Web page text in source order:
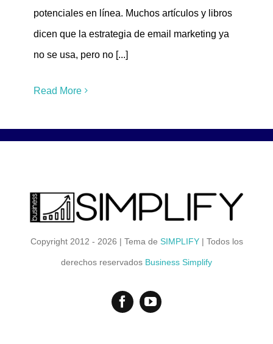
potenciales en línea. Muchos artículos y libros
dicen que la estrategia de email marketing ya
no se usa, pero no [...]
Read More
Copyright 2012 - 2026 | Tema de SIMPLIFY| Todos los
derechos reservados Business Simplify